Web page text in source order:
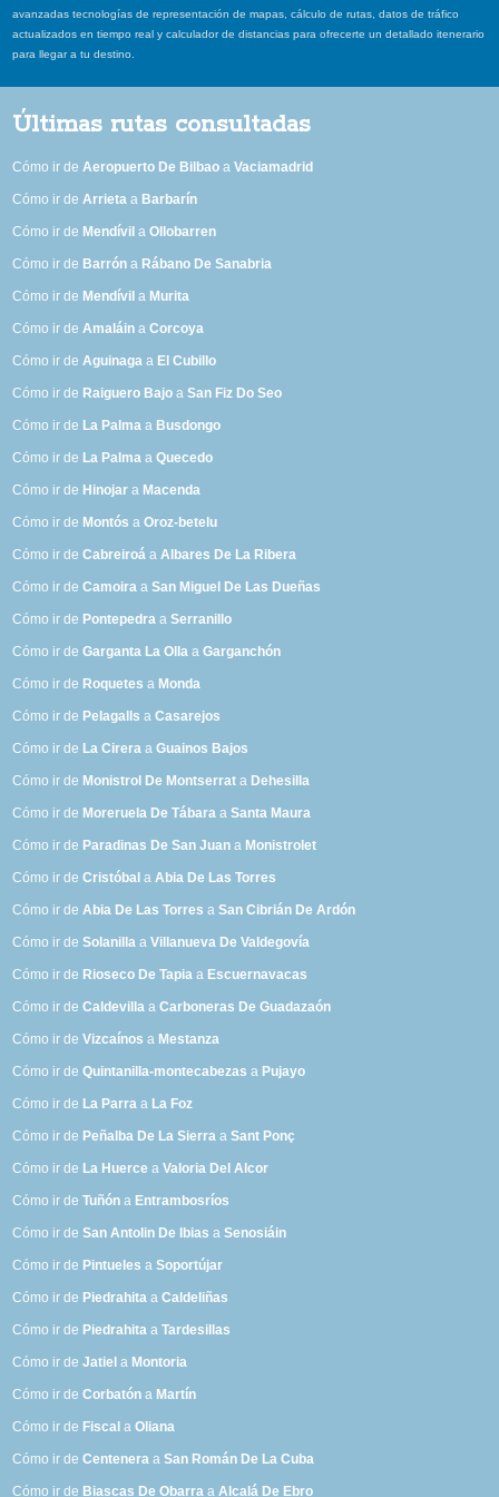
avanzadas tecnologías de representación de mapas, cálculo de rutas, datos de tráfico
actualizados en tiempo real y calculador de distancias para ofrecerte un detallado itenerario
para llegar a tu destino.
Últimas rutas consultadas
Cómo ir deAeropuerto De Bilbao aVaciamadrid
Cómo ir deArrieta a Barbarín
Cómo ir de Mendívil aOllobarren
Cómo ir de Barrón a Rábano De Sanabria
Cómo ir de Mendívil a Murita
Cómo ir deAmaláin aCorcoya
Cómo ir deAguinaga a El Cubillo
Cómo ir de Raiguero Bajo aSan Fiz Do Seo
Cómo ir de La Palma a Busdongo
Cómo ir de La Palma aQuecedo
Cómo ir de Hinojar a Macenda
Cómo ir de Montós aOroz-betelu
Cómo ir deCabreiroá aAlbares De La Ribera
Cómo ir deCamoira aSan Miguel De Las Dueñas
Cómo ir de Pontepedra aSerranillo
Cómo ir deGarganta La Olla aGarganchón
Cómo ir de Roquetes a Monda
Cómo ir de Pelagalls aCasarejos
Cómo ir de La Cirera aGuainos Bajos
Cómo ir de Monistrol De Montserrat a Dehesilla
Cómo ir de Moreruela De Tábara aSanta Maura
Cómo ir de Paradinas De San Juan a Monistrolet
Cómo ir deCristóbal aAbia De Las Torres
Cómo ir deAbia De Las Torres aSan Cibrián De Ardón
Cómo ir deSolanilla aVillanueva De Valdegovía
Cómo ir de Rioseco De Tapia a Escuernavacas
Cómo ir deCaldevilla aCarboneras De Guadazaón
Cómo ir deVizcaínos a Mestanza
Cómo ir deQuintanilla-montecabezas a Pujayo
Cómo ir de La Parra a La Foz
Cómo ir de Peñalba De La Sierra aSant Ponç
Cómo ir de La Huerce aValoria Del Alcor
Cómo ir deTuñón a Entrambosríos
Cómo ir deSan Antolin De Ibias aSenosiáin
Cómo ir de Pintueles aSoportújar
Cómo ir de Piedrahita aCaldeliñas
Cómo ir de Piedrahita aTardesillas
Cómo ir deJatiel a Montoria
Cómo ir deCorbatón a Martín
Cómo ir de Fiscal aOliana
Cómo ir deCentenera aSan Román De La Cuba
Cómo ir de Biascas De Obarra aAlcalá De Ebro